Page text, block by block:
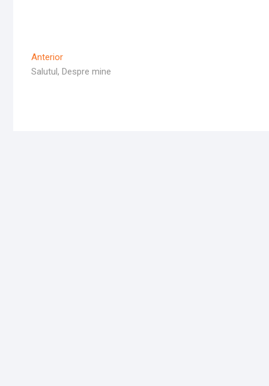
Navigare
în
AnteriorArticolul
Anterior
Salutul, Despre mine